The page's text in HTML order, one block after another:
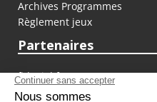
Archives Programmes
Règlement jeux
Partenaires
fiducial.fr
lyoncapitale.fr